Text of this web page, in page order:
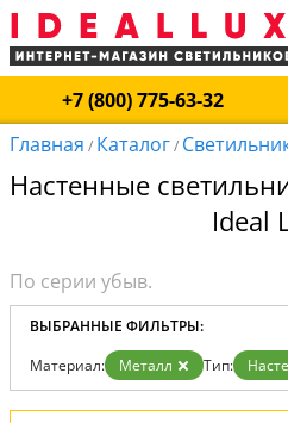
+7 (800) 775-63-32
Главная / Каталог/
Настенные
Ideal
ВЫБРАННЫЕ ФИЛЬТРЫ:
Материал: Металл Тип:
Вид:
Светильники